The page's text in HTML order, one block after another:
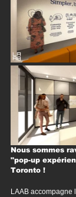
Nous sommes
"pop-up
Toronto !
LAAB accompagne